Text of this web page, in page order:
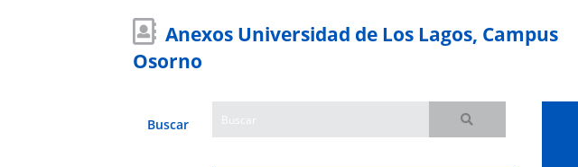
Anexos Universidad de Los Lagos, Campus
Osorno
Buscar